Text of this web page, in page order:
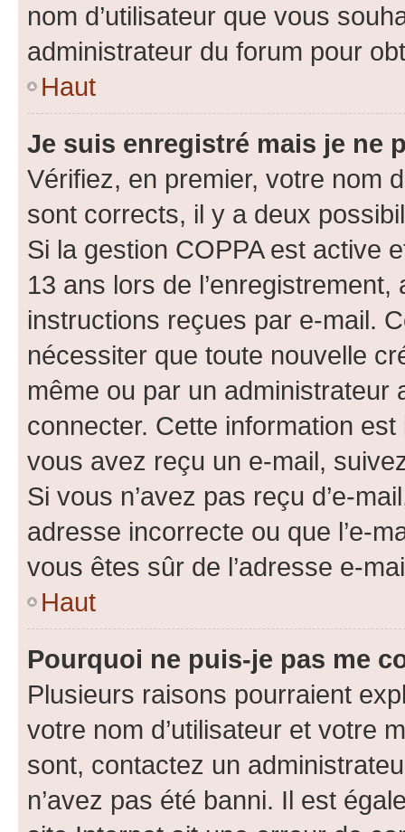
nom d’utilisateur que vous
administrateur du forum pour
Haut
Je suis enregistré mais je ne
Vérifiez, en premier, votre nom
sont corrects, il y a deux
Si la gestion COPPA est active
13 ans lors de
instructions reçues par e-mail.
nécessiter que toute nouvelle
même ou par un
connecter. Cette information
vous avez reçu un e-mail,
Si vous n’avez pas reçu d’e-
adresse incorrecte ou que l’e-
vous êtes sûr de l’adresse e-
Haut
Pourquoi ne puis-je pas me
Plusieurs raisons pourraient
votre nom d’utilisateur et votre
sont, contactez un
n’avez pas été banni. Il est